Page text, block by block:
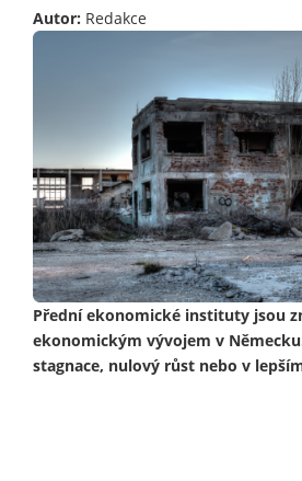
Autor: Redakce
Přední ekonomické instituty jsou
ekonomickým vývojem v
stagnace, nulový růst nebo v